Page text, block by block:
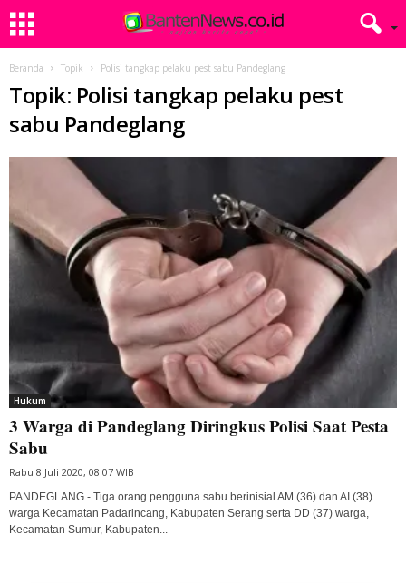
Beranda Topik Polisi tangkap pelaku pest sabu Pandeglang
Topik: Polisi tangkap pelaku pest
sabu Pandeglang
Hukum
3 Warga di Pandeglang Diringkus Polisi Saat Pesta
Sabu
Rabu 8 Juli 2020, 08:07 WIB
PANDEGLANG - Tiga orang pengguna sabu berinisial AM (36) dan AI (38)
warga Kecamatan Padarincang, Kabupaten Serang serta DD (37) warga,
Kecamatan Sumur, Kabupaten...